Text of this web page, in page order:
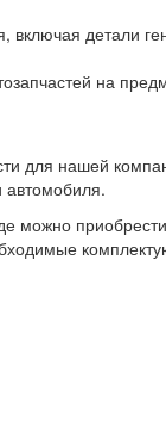
детали
на
для нашей
можно